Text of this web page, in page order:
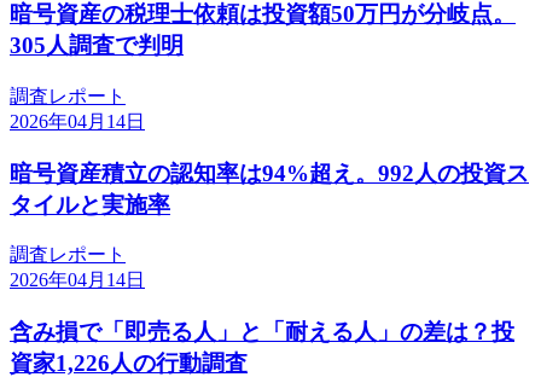
暗号資産の税理士依頼は投資額50万円が分岐点。
305人調査で判明
調査レポート
2026年04月14日
暗号資産積立の認知率は94%超え。992人の投資ス
タイルと実施率
調査レポート
2026年04月14日
含み損で「即売る人」と「耐える人」の差は？投
資家1,226人の行動調査